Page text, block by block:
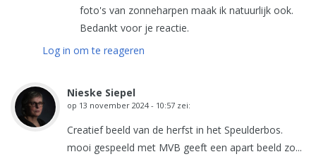
foto's van zonneharpen maak ik natuurlijk ook.
Bedankt voor je reactie.
Log in om te reageren
Nieske Siepel
op 13 november 2024 - 10:57 zei:
Creatief beeld van de herfst in het Speulderbos.
mooi gespeeld met MVB geeft een apart beeld zo...